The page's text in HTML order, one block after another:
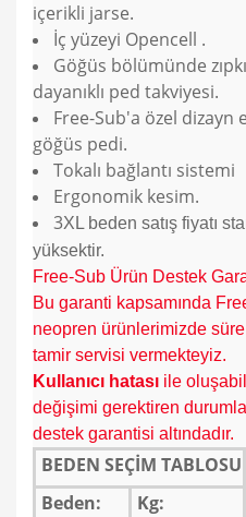
içerikli jarse.
İç yüzeyi Opencell .
Göğüs bölümünde
dayanıklı ped takviyesi.
Free-Sub'a özel dizayn
göğüs pedi.
Tokalı bağlantı sistemi
Ergonomik kesim.
3XL beden satış fiyatı
yüksektir.
Free-Sub Ürün Destek
Bu garanti kapsamında
neopren ürünlerimizde süre
tamir servisi vermekteyiz.
Kullanıcı hatası ile
değişimi gerektiren
destek garantisi altındadır.
BEDEN SEÇİM TABLOSU
Beden:
Kg: